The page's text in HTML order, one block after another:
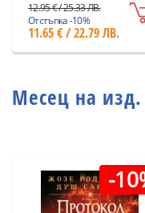
12.95 € / 25.33 ЛВ.
Отстъпка -10%
11.65 € / 22.79 ЛВ.
Месец на
-